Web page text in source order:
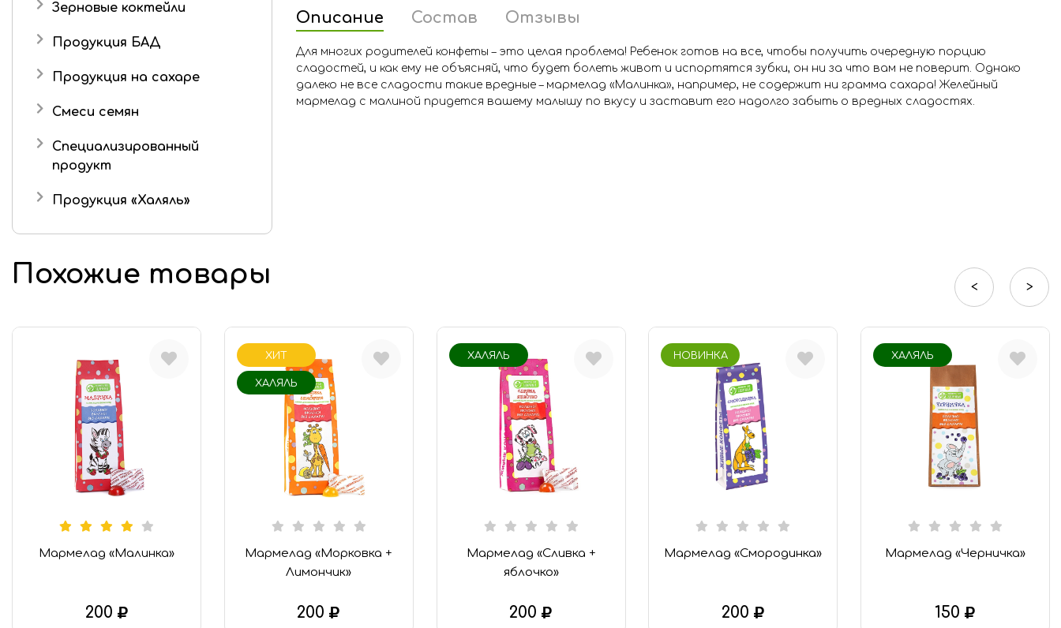
Зерновые коктейли
Продукция БАД
Продукция на сахаре
Смеси семян
Специализированный
продукт
Продукция «Халяль»
Финико-кунжутные конфеты
Описание Состав Отзывы
Для многих родителей конфеты – это целая проблема! Ребенок готов на все, чтобы получить очередную порцию
сладостей, и как ему не объясняй, что будет болеть живот и испортятся зубки, он ни за что вам не поверит. Однако
далеко не все сладости такие вредные – мармелад «Малинка», например, не содержит ни грамма сахара! Желейный
мармелад с малиной придется вашему малышу по вкусу и заставит его надолго забыть о вредных сладостях.
Похожие товары
Мармелад «Малинка»
200
ХИТ
ХАЛЯЛЬ
Мармелад «Морковка +
Лимончик»
200
ХАЛЯЛЬ
Мармелад «Сливка +
яблочко»
200
НОВИНКА
Мармелад «Смородинка»
200
ХАЛЯЛЬ
Мармелад «Черничка»
150
< >